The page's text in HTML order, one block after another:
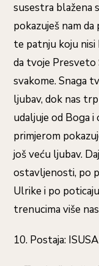
susestra blažena
pokazuješ nam da
te patnju koju nisi
da tvoje Presveto
svakome. Snaga
ljubav, dok nas
udaljuje od Boga i
primjerom
još veću ljubav.
ostavljenosti, po
Ulrike i po
trenucima više
10. Postaja: